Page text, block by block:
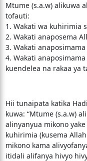
Mtume (s.a.w) alikuwa
tofauti:
1. Wakati wa kuhirimia
2. Wakati anaposema
3. Wakati
4. Wakati
kuendelea na rakaa ya
Hii tunaipata katika
kuwa: “Mtume (s.a.w)
alinyanyua mikono
kuhirimia (kusema
mikono kama
itidali alifanya hivyo